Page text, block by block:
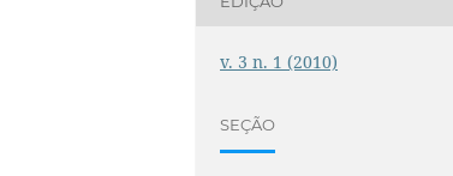
v. 3 n. 1 (2010)
SEÇÃO